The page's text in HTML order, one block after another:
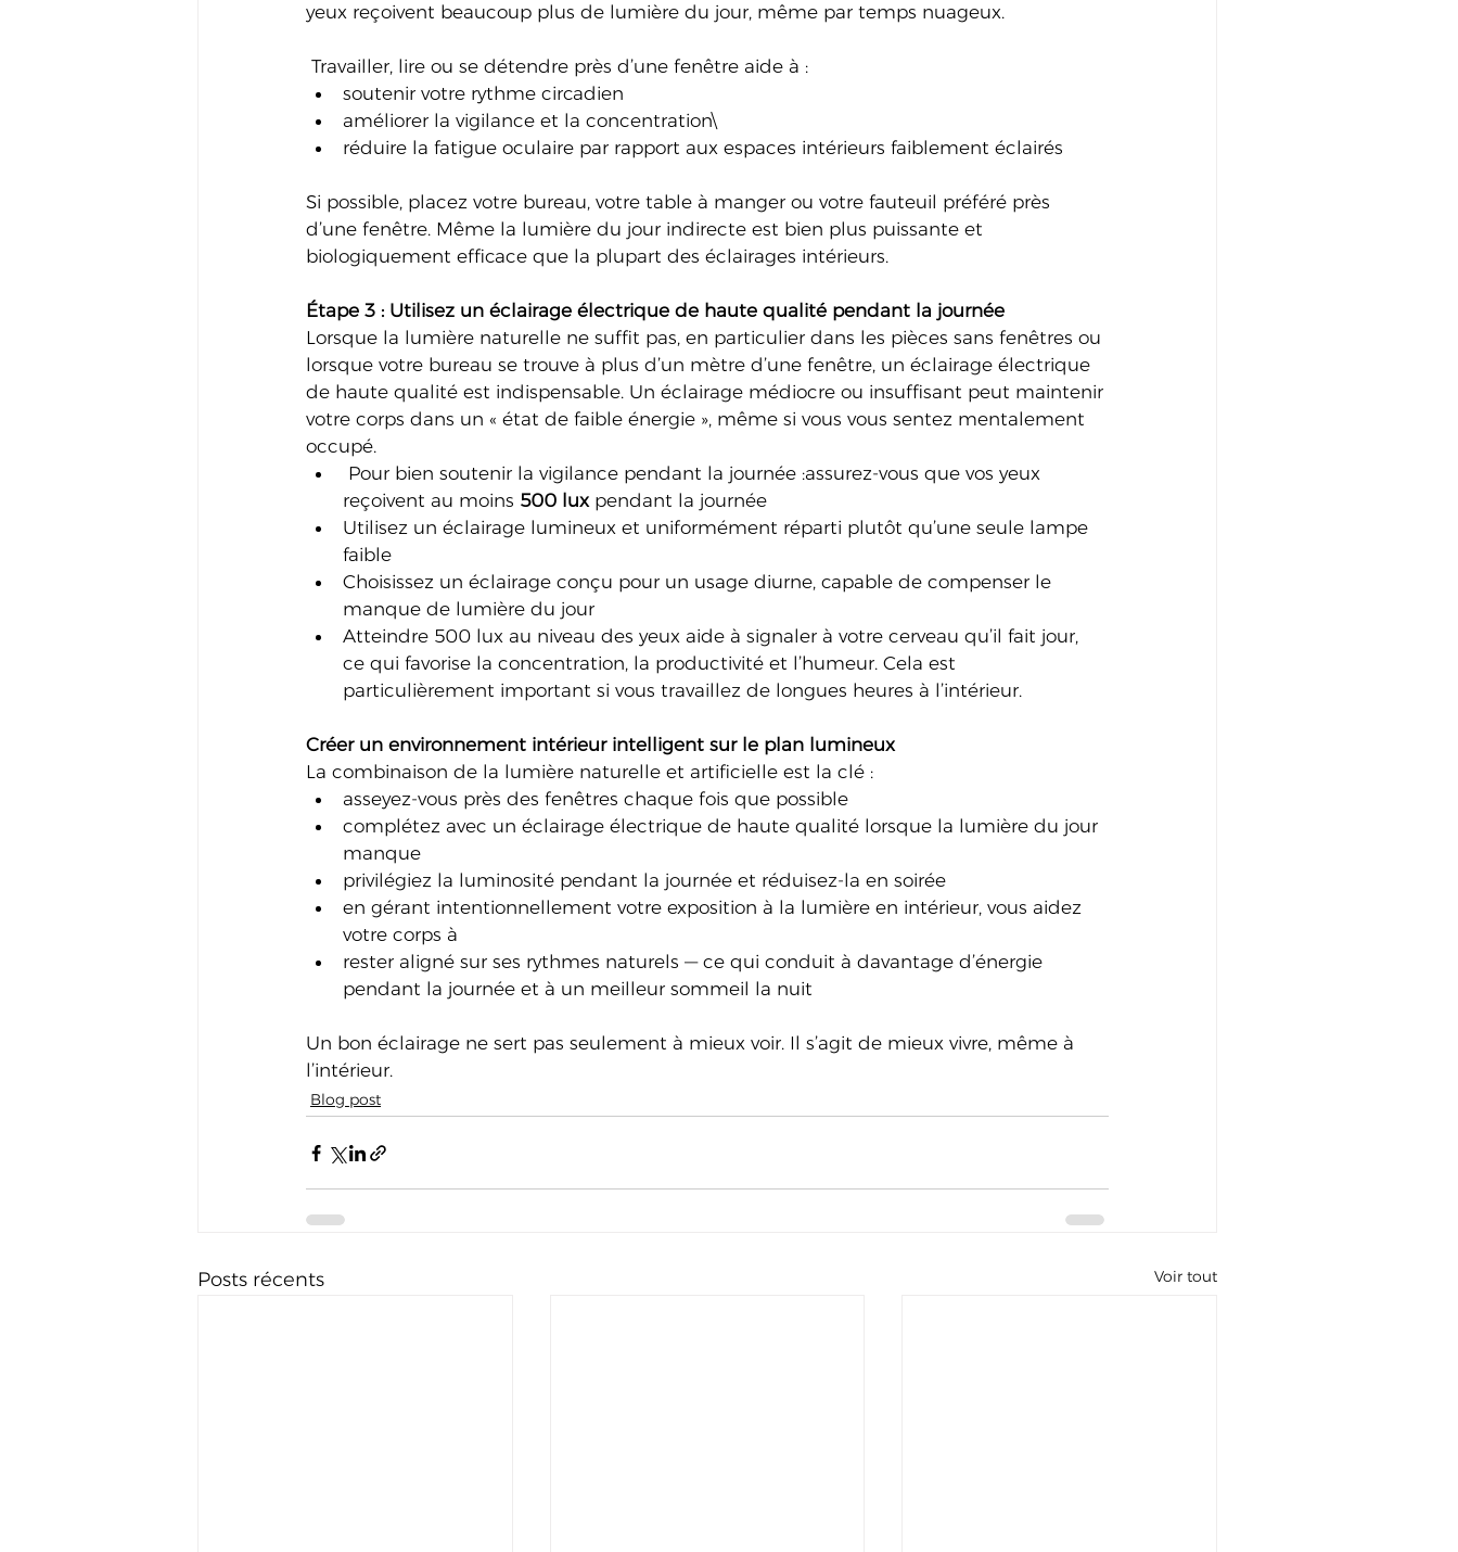
yeux reçoivent beaucoup plus de lumière du jour, même par temps nuageux.
Travailler, lire ou se détendre près d’une fenêtre aide à :
soutenir votre rythme circadien
améliorer la vigilance et la concentration\
réduire la fatigue oculaire par rapport aux espaces intérieurs faiblement éclairés
Si possible, placez votre bureau, votre table à manger ou votre fauteuil préféré près
d’une fenêtre. Même la lumière du jour indirecte est bien plus puissante et
biologiquement efficace que la plupart des éclairages intérieurs.
Étape 3 : Utilisez un éclairage électrique de haute qualité pendant la journée
Lorsque la lumière naturelle ne suffit pas, en particulier dans les pièces sans fenêtres ou
lorsque votre bureau se trouve à plus d’un mètre d’une fenêtre, un éclairage électrique
de haute qualité est indispensable. Un éclairage médiocre ou insuffisant peut maintenir
votre corps dans un « état de faible énergie », même si vous vous sentez mentalement
occupé.
Pour bien soutenir la vigilance pendant la journée :assurez-vous que vos yeux
reçoivent au moins 500 lux pendant la journée
Utilisez un éclairage lumineux et uniformément réparti plutôt qu’une seule lampe
faible
Choisissez un éclairage conçu pour un usage diurne, capable de compenser le
manque de lumière du jour
Atteindre 500 lux au niveau des yeux aide à signaler à votre cerveau qu’il fait jour,
ce qui favorise la concentration, la productivité et l’humeur. Cela est
particulièrement important si vous travaillez de longues heures à l’intérieur.
Créer un environnement intérieur intelligent sur le plan lumineux
La combinaison de la lumière naturelle et artificielle est la clé :
asseyez-vous près des fenêtres chaque fois que possible
complétez avec un éclairage électrique de haute qualité lorsque la lumière du jour
manque
privilégiez la luminosité pendant la journée et réduisez-la en soirée
en gérant intentionnellement votre exposition à la lumière en intérieur, vous aidez
votre corps à
rester aligné sur ses rythmes naturels — ce qui conduit à davantage d’énergie
pendant la journée et à un meilleur sommeil la nuit
Un bon éclairage ne sert pas seulement à mieux voir. Il s’agit de mieux vivre, même à
l’intérieur.
Blog post
Posts récents Voir tout